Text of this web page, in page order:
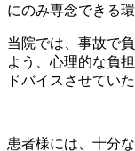
にのみ専念できる
当院では、事故で
よう、心理的な負
ドバイスさせてい
患者様には、十分